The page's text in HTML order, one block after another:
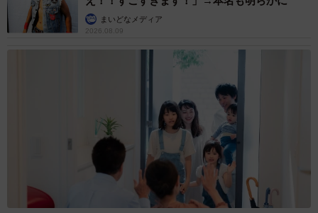
まいどなメディア
2026.08.09